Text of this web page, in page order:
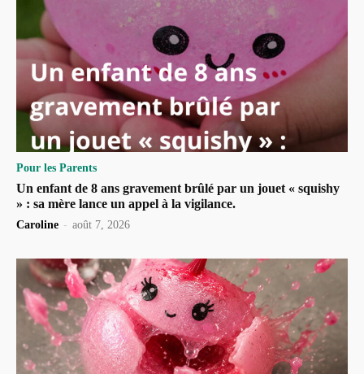
Pour les Parents
Un enfant de 8 ans gravement brûlé par un jouet « squishy
» : sa mère lance un appel à la vigilance.
Caroline - août 7, 2026